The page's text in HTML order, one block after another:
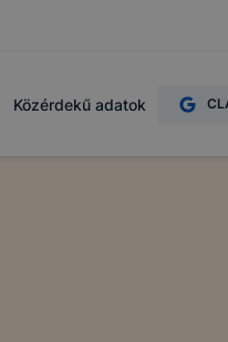
Közérdekű adatok